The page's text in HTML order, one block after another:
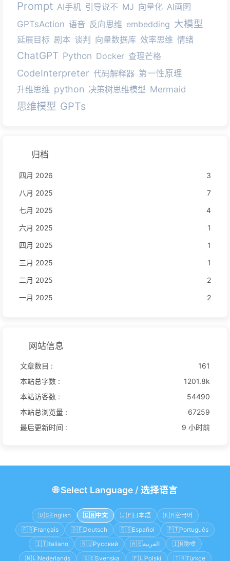
Prompt AI手机 引导说不 MJ 向量化 AI画图
GPTsAction 语音 反向思维 embedding 大模型
延展目标 剧本 谈判 向量数据库 效率思维 情绪
ChatGPT Python Docker 查理芒格
CodeInterpreter 代码解释器 第一性原理
升维思维 python 决策树思维模型 Mermaid
思维模型 GPTs
归档
四月 2026
3
八月 2025
7
七月 2025
4
六月 2025
1
四月 2025
1
三月 2025
1
二月 2025
2
一月 2025
2
网站信息
文章数目 :
161
本站总字数 :
1201.8k
本站访客数 :
54490
本站总浏览量 :
67259
最后更新时间 :
9 小时前
🌐Select Language/ 选择语言
🇺🇸English 🇨🇳 中文 🇯🇵日本語 🇰🇷한국어
🇫🇷Français 🇩🇪Deutsch 🇪🇸Español 🇵🇹Português
🇮🇹Italiano 🇷🇺Русский 🇦🇪العربية 🇮🇳हिन्दी
🇳🇱Nederlands 🇸🇪Svenska 🇵🇱Polski 🇹🇷Türkçe